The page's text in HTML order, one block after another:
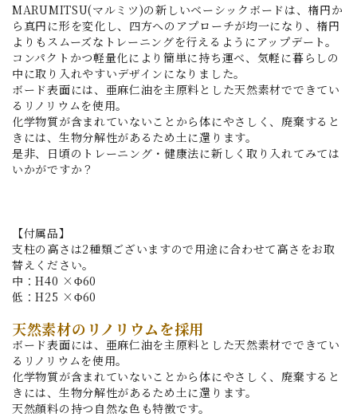
MARUMITSU(マルミツ)の新しいベーシックボードは、楕円か
ら真円に形を変化し、四方へのアプローチが均一になり、楕円
よりもスムーズなトレーニングを行えるようにアップデート。
コンパクトかつ軽量化により簡単に持ち運べ、気軽に暮らしの
中に取り入れやすいデザインになりました。
ボード表面には、亜麻仁油を主原料とした天然素材でできてい
るリノリウムを使用。
化学物質が含まれていないことから体にやさしく、廃棄すると
きには、生物分解性があるため土に還ります。
是非、日頃のトレーニング・健康法に新しく取り入れてみては
いかがですか？
【付属品】
支柱の高さは2種類ございますので用途に合わせて高さをお取
替えください。
中：H40 ×Φ60
低：H25 ×Φ60
天然素材のリノリウムを採用
ボード表面には、亜麻仁油を主原料とした天然素材でできてい
るリノリウムを使用。
化学物質が含まれていないことから体にやさしく、廃棄すると
きには、生物分解性があるため土に還ります。
天然顔料の持つ自然な色も特徴です。